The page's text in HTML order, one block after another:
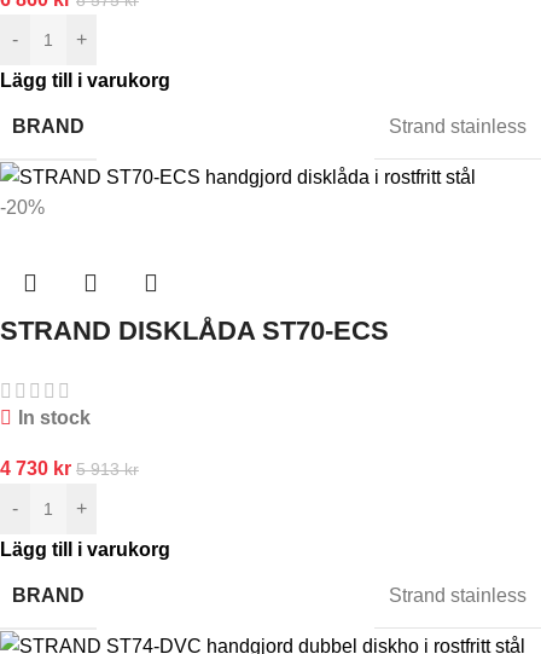
-
+
Lägg till i varukorg
BRAND Strand stainless
-20%
STRAND DISKLÅDA ST70-ECS
In stock
4 730 kr 5 913kr
-
+
Lägg till i varukorg
BRAND Strand stainless